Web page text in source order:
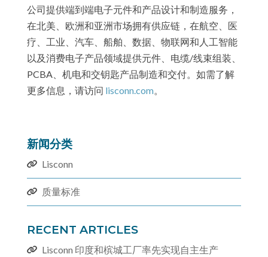
公司提供端到端电子元件和产品设计和制造服务，
在北美、欧洲和亚洲市场拥有供应链，在航空、医
疗、工业、汽车、船舶、数据、物联网和人工智能
以及消费电子产品领域提供元件、电缆/线束组装、
PCBA、机电和交钥匙产品制造和交付。如需了解
更多信息，请访问 lisconn.com。
新闻分类
Lisconn
质量标准
RECENT ARTICLES
Lisconn 印度和槟城工厂率先实现自主生产